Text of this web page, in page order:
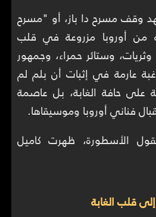
وقف مسرح دا باز، أو "مسرح
من أوروبا مزروعة في قلب
وستائر حمراء، وجمهور
عارمة في إثبات أن بلم لم
على حافة الغابة، بل عاصمة
فناني أوروبا وموسيقاها.
الأسطورة، ظهرت كاميل
قلب الغابة